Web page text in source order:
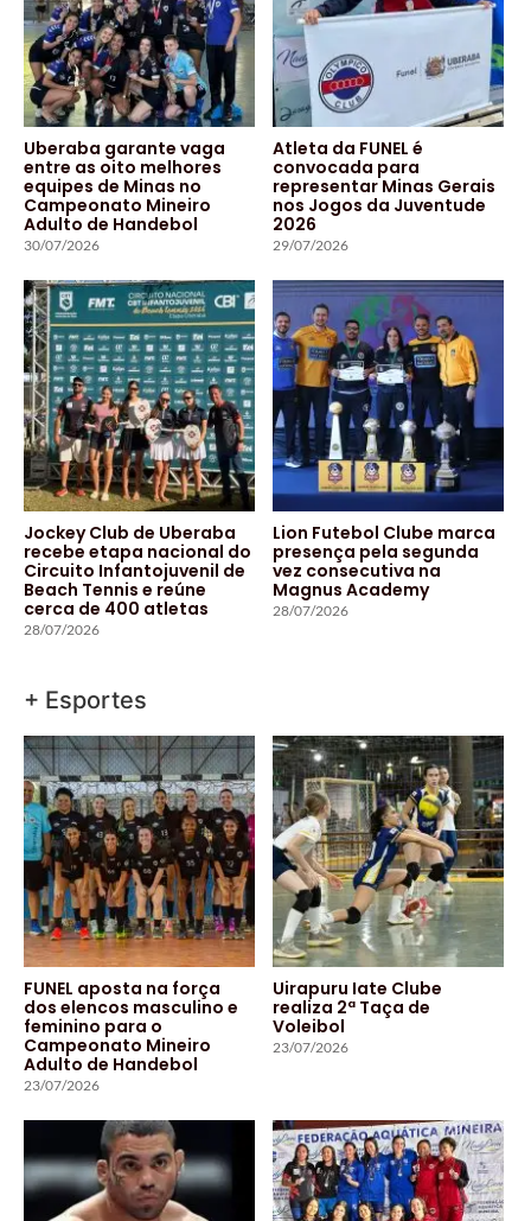
Uberaba garante vaga
entre as oito melhores
equipes de Minas no
Campeonato Mineiro
Adulto de Handebol
30/07/2026
Atleta da FUNEL é
convocada para
representar Minas Gerais
nos Jogos da Juventude
2026
29/07/2026
Jockey Club de Uberaba
recebe etapa nacional do
Circuito Infantojuvenil de
Beach Tennis e reúne
cerca de 400 atletas
28/07/2026
Lion Futebol Clube marca
presença pela segunda
vez consecutiva na
Magnus Academy
28/07/2026
+ Esportes
FUNEL aposta na força
dos elencos masculino e
feminino para o
Campeonato Mineiro
Adulto de Handebol
23/07/2026
Uirapuru Iate Clube
realiza 2ª Taça de
Voleibol
23/07/2026